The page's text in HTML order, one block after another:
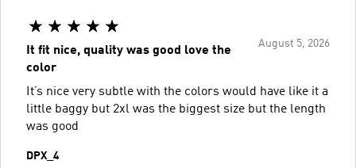
August 5, 2026
It fit nice, quality was good love the
color
It’s nice very subtle with the colors would have like it a
little baggy but 2xl was the biggest size but the length
was good
DPX_4